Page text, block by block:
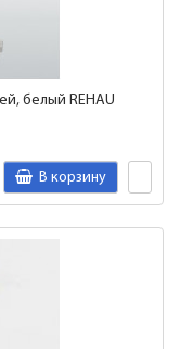
белый REHAU
В корзину